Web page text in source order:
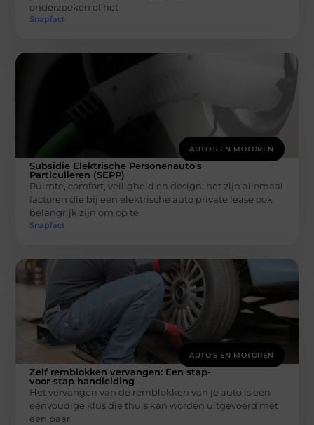
onderzoeken of het
Snapfact
AUTO'S EN MOTOREN
Subsidie Elektrische Personenauto's
Particulieren (SEPP)
Ruimte, comfort, veiligheid en design: het zijn allemaal
factoren die bij een elektrische auto private lease ook
belangrijk zijn om op te
Snapfact
AUTO'S EN MOTOREN
Zelf remblokken vervangen: Een stap-
voor-stap handleiding
Het vervangen van de remblokken van je auto is een
eenvoudige klus die thuis kan worden uitgevoerd met
een paar